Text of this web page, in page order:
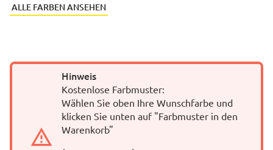
ALLE FARBEN ANSEHEN
Hinweis
Kostenlose Farbmuster:
Wählen Sie oben Ihre Wunschfarbe und
klicken Sie unten auf "Farbmuster in den
Warenkorb"